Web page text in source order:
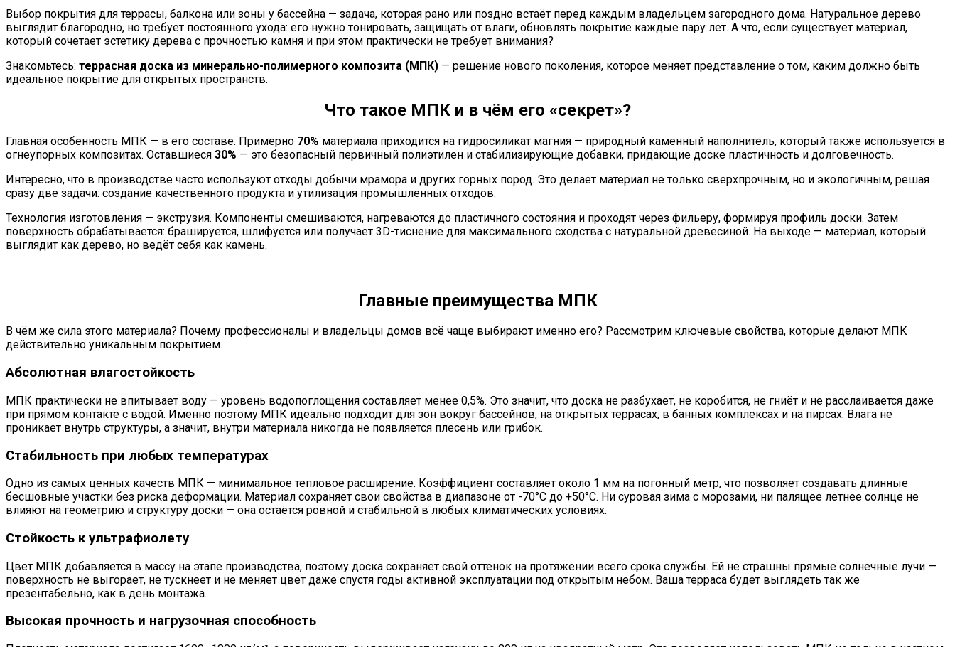
Выбор покрытия для террасы, балкона или зоны у бассейна — задача, которая рано или поздно встаёт перед каждым владельцем загородного дома. Натуральное дерево
выглядит благородно, но требует постоянного ухода: его нужно тонировать, защищать от влаги, обновлять покрытие каждые пару лет. А что, если существует материал,
который сочетает эстетику дерева с прочностью камня и при этом практически не требует внимания?
Знакомьтесь: террасная доска из минерально-полимерного композита (МПК) — решение нового поколения, которое меняет представление о том, каким должно быть
идеальное покрытие для открытых пространств.
Что такое МПК и в чём его «секрет»?
Главная особенность МПК — в его составе. Примерно 70% материала приходится на гидросиликат магния — природный каменный наполнитель, который также используется в
огнеупорных композитах. Оставшиеся 30% — это безопасный первичный полиэтилен и стабилизирующие добавки, придающие доске пластичность и долговечность.
Интересно, что в производстве часто используют отходы добычи мрамора и других горных пород. Это делает материал не только сверхпрочным, но и экологичным, решая
сразу две задачи: создание качественного продукта и утилизация промышленных отходов.
Технология изготовления — экструзия. Компоненты смешиваются, нагреваются до пластичного состояния и проходят через фильеру, формируя профиль доски. Затем
поверхность обрабатывается: брашируется, шлифуется или получает 3D-тиснение для максимального сходства с натуральной древесиной. На выходе — материал, который
выглядит как дерево, но ведёт себя как камень.
Главные преимущества МПК
В чём же сила этого материала? Почему профессионалы и владельцы домов всё чаще выбирают именно его? Рассмотрим ключевые свойства, которые делают МПК
действительно уникальным покрытием.
Абсолютная влагостойкость
МПК практически не впитывает воду — уровень водопоглощения составляет менее 0,5%. Это значит, что доска не разбухает, не коробится, не гниёт и не расслаивается даже
при прямом контакте с водой. Именно поэтому МПК идеально подходит для зон вокруг бассейнов, на открытых террасах, в банных комплексах и на пирсах. Влага не
проникает внутрь структуры, а значит, внутри материала никогда не появляется плесень или грибок.
Стабильность при любых температурах
Одно из самых ценных качеств МПК — минимальное тепловое расширение. Коэффициент составляет около 1 мм на погонный метр, что позволяет создавать длинные
бесшовные участки без риска деформации. Материал сохраняет свои свойства в диапазоне от -70°C до +50°C. Ни суровая зима с морозами, ни палящее летнее солнце не
влияют на геометрию и структуру доски — она остаётся ровной и стабильной в любых климатических условиях.
Стойкость к ультрафиолету
Цвет МПК добавляется в массу на этапе производства, поэтому доска сохраняет свой оттенок на протяжении всего срока службы. Ей не страшны прямые солнечные лучи —
поверхность не выгорает, не тускнеет и не меняет цвет даже спустя годы активной эксплуатации под открытым небом. Ваша терраса будет выглядеть так же
презентабельно, как в день монтажа.
Высокая прочность и нагрузочная способность